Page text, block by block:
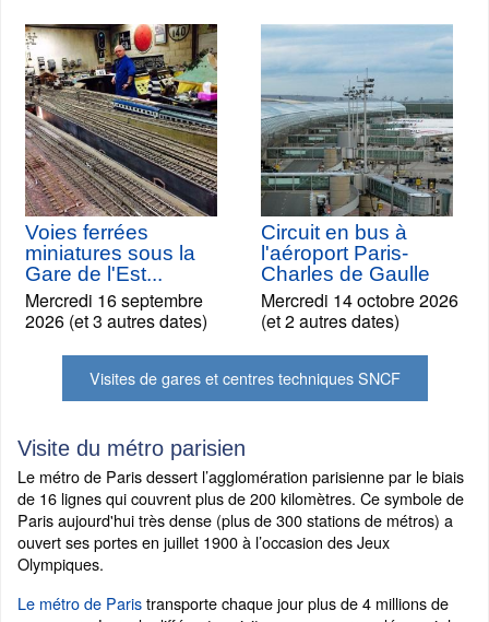
Voies ferrées
miniatures sous la
Gare de l'Est...
Mercredi 16 septembre
2026 (et 3 autres dates)
Circuit en bus à
l'aéroport Paris-
Charles de Gaulle
Mercredi 14 octobre 2026
(et 2 autres dates)
Visites de gares et centres techniques SNCF
Visite du métro parisien
Le métro de Paris dessert l’agglomération parisienne par le biais
de 16 lignes qui couvrent plus de 200 kilomètres. Ce symbole de
Paris aujourd'hui très dense (plus de 300 stations de métros) a
ouvert ses portes en juillet 1900 à l’occasion des Jeux
Olympiques.
Le métro de Paristransporte chaque jour plus de 4 millions de